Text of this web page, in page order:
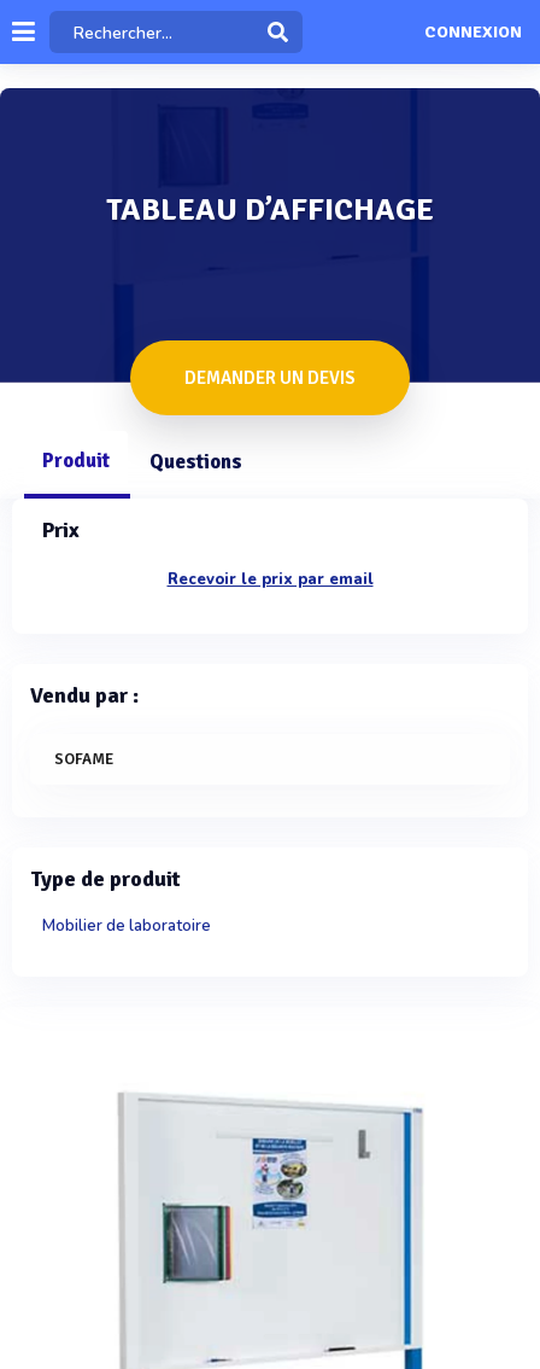
CONNEXION
TABLEAU D’AFFICHAGE
DEMANDER UN DEVIS
Produit Questions
Prix
Recevoir le prix par email
Vendu par :
SOFAME
Type de produit
Mobilier de laboratoire